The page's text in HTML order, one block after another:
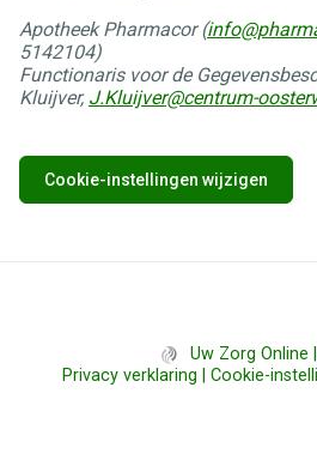
Apotheek Pharmacor (
5142104)
Functionaris voor de
Kluijver, J.Kluijver@centrum-
Cookie-instellingen wijzigen
Uw Zorg Online
Privacy verklaring
Cookie-